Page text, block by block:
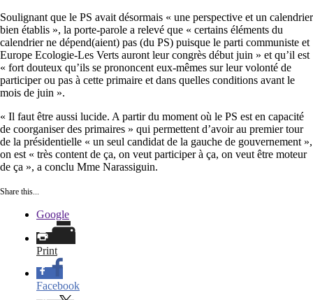
Soulignant que le PS avait désormais « une perspective et un calendrier
bien établis », la porte-parole a relevé que « certains éléments du
calendrier ne dépend(aient) pas (du PS) puisque le parti communiste et
Europe Ecologie-Les Verts auront leur congrès début juin » et qu’il est
« fort douteux qu’ils se prononcent eux-mêmes sur leur volonté de
participer ou pas à cette primaire et dans quelles conditions avant le
mois de juin ».
« Il faut être aussi lucide. A partir du moment où le PS est en capacité
de coorganiser des primaires » qui permettent d’avoir au premier tour
de la présidentielle « un seul candidat de la gauche de gouvernement »,
on est « très content de ça, on veut participer à ça, on veut être moteur
de ça », a conclu Mme Narassiguin.
Share this...
Google
Print
Facebook